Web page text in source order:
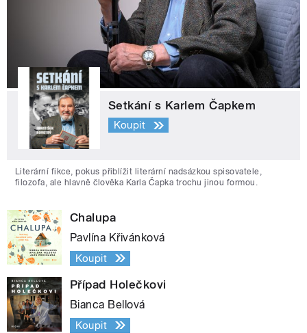
Setkání s Karlem Čapkem
Koupit
Literární fikce, pokus přiblížit literární nadsázkou spisovatele,
filozofa, ale hlavně člověka Karla Čapka trochu jinou formou.
Chalupa
Pavlína Křivánková
Koupit
Případ Holečkovi
Bianca Bellová
Koupit